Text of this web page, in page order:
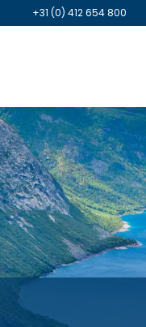
+31 (0) 412 654 800
Combinatiereis-planner